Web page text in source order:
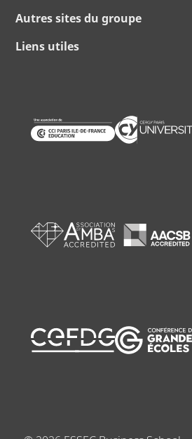
Autres sites du groupe
Liens utiles